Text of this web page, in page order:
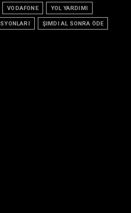
VODAFONE YOL YARDIMI
ŞIMDI AL SONRA ÖDE